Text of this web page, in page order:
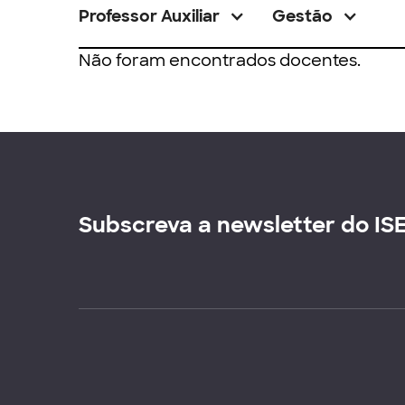
Professor Auxiliar Gestão
Não foram encontrados docentes.
Subscreva a newsletter do